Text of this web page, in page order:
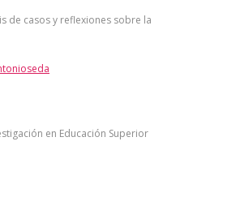
de casos y reflexiones sobre la
en Educación Superior